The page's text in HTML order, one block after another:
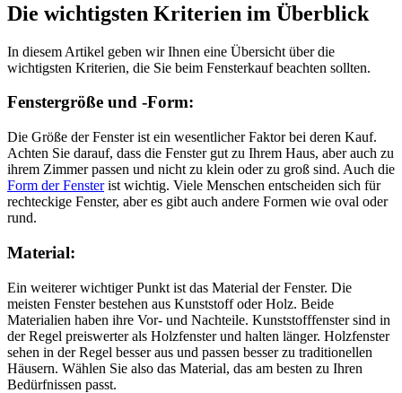
Die wichtigsten Kriterien im Überblick
In diesem Artikel geben wir Ihnen eine Übersicht über die
wichtigsten Kriterien, die Sie beim Fensterkauf beachten sollten.
Fenstergröße und -Form:
Die Größe der Fenster ist ein wesentlicher Faktor bei deren Kauf.
Achten Sie darauf, dass die Fenster gut zu Ihrem Haus, aber auch zu
ihrem Zimmer passen und nicht zu klein oder zu groß sind. Auch die
Form der Fensterist wichtig. Viele Menschen entscheiden sich für
rechteckige Fenster, aber es gibt auch andere Formen wie oval oder
rund.
Material:
Ein weiterer wichtiger Punkt ist das Material der Fenster. Die
meisten Fenster bestehen aus Kunststoff oder Holz. Beide
Materialien haben ihre Vor- und Nachteile. Kunststofffenster sind in
der Regel preiswerter als Holzfenster und halten länger. Holzfenster
sehen in der Regel besser aus und passen besser zu traditionellen
Häusern. Wählen Sie also das Material, das am besten zu Ihren
Bedürfnissen passt.